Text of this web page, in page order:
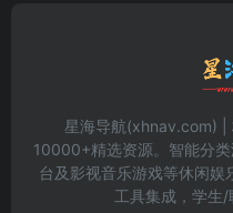
星海导航(xhnav.com) |
10000+精选资源。智能分
台及影视音乐游戏等休闲娱
工具集成，学生/